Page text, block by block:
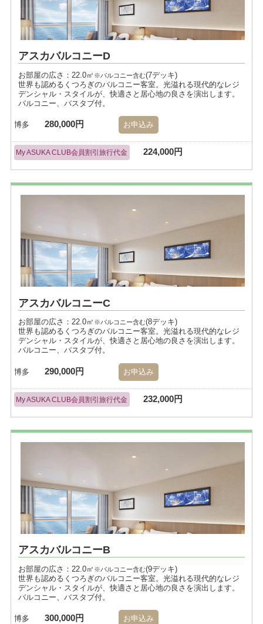
アスカバルコニーD
お部屋の広さ：22.0㎡ ※バルコニー含む(7デッキ)
世界も認めるくつろぎのバルコニー客室。光溢れる現代的なレジ
デンシャル・スタイルが、快適さと居心地の良さを演出します。
バルコニー、バスタブ付。
博多 280,000円 お申込み
My ASUKA CLUB会員割引旅行代金 224,000円
アスカバルコニーC
お部屋の広さ：22.0㎡ ※バルコニー含む(8デッキ)
世界も認めるくつろぎのバルコニー客室。光溢れる現代的なレジ
デンシャル・スタイルが、快適さと居心地の良さを演出します。
バルコニー、バスタブ付。
博多 290,000円 お申込み
My ASUKA CLUB会員割引旅行代金 232,000円
アスカバルコニーB
お部屋の広さ：22.0㎡ ※バルコニー含む(9デッキ)
世界も認めるくつろぎのバルコニー客室。光溢れる現代的なレジ
デンシャル・スタイルが、快適さと居心地の良さを演出します。
バルコニー、バスタブ付。
博多 300,000円 お申込み